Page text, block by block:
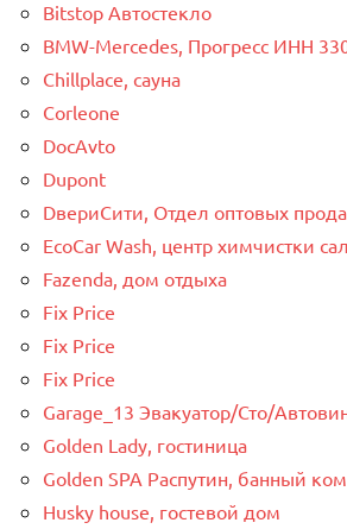
Bitstop Автостекло
BMW-Mercedes, Прогресс ИНН
Chillplace, сауна
Corleone
DocAvto
Dupont
DвериСити, Отдел оптовых
EcoCar Wash, центр химчистки
Fazenda, дом отдыха
Fix Price
Fix Price
Fix Price
Garage_13 Эвакуатор/Сто/
Golden Lady, гостиница
Golden SPA Распутин, банный
Husky house, гостевой дом